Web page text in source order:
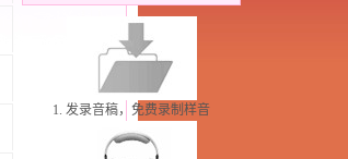
1. 发录音稿，免费录制样音